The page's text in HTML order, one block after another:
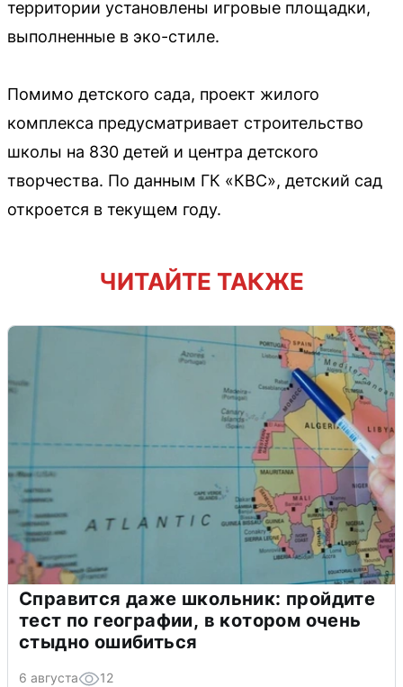
территории установлены игровые площадки,
выполненные в эко-стиле.
Помимо детского сада, проект жилого
комплекса предусматривает строительство
школы на 830 детей и центра детского
творчества. По данным ГК «КВС», детский сад
откроется в текущем году.
ЧИТАЙТЕ ТАКЖЕ
Справится даже школьник: пройдите
тест по географии, в котором очень
стыдно ошибиться
6 августа 12